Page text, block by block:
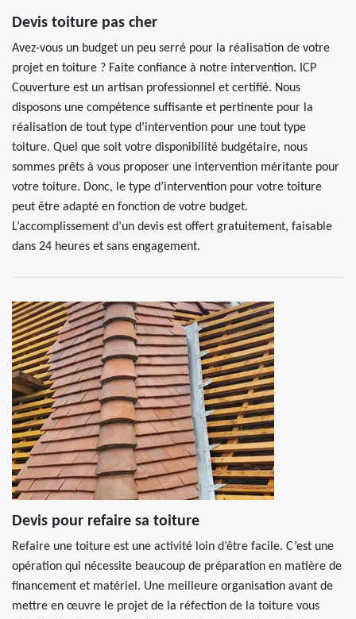
Devis toiture pas cher
Avez-vous un budget un peu serré pour la réalisation de votre
projet en toiture ? Faite confiance à notre intervention. ICP
Couverture est un artisan professionnel et certifié. Nous
disposons une compétence suffisante et pertinente pour la
réalisation de tout type d’intervention pour une tout type
toiture. Quel que soit votre disponibilité budgétaire, nous
sommes prêts à vous proposer une intervention méritante pour
votre toiture. Donc, le type d’intervention pour votre toiture
peut être adapté en fonction de votre budget.
L’accomplissement d’un devis est offert gratuitement, faisable
dans 24 heures et sans engagement.
Devis pour refaire sa toiture
Refaire une toiture est une activité loin d’être facile. C’est une
opération qui nécessite beaucoup de préparation en matière de
financement et matériel. Une meilleure organisation avant de
mettre en œuvre le projet de la réfection de la toiture vous